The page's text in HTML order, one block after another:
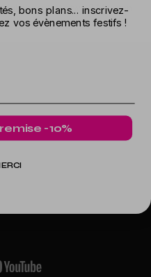
etwa 8 Minuten
bons plans... inscrivez-
vos évènements festifs !
-10%